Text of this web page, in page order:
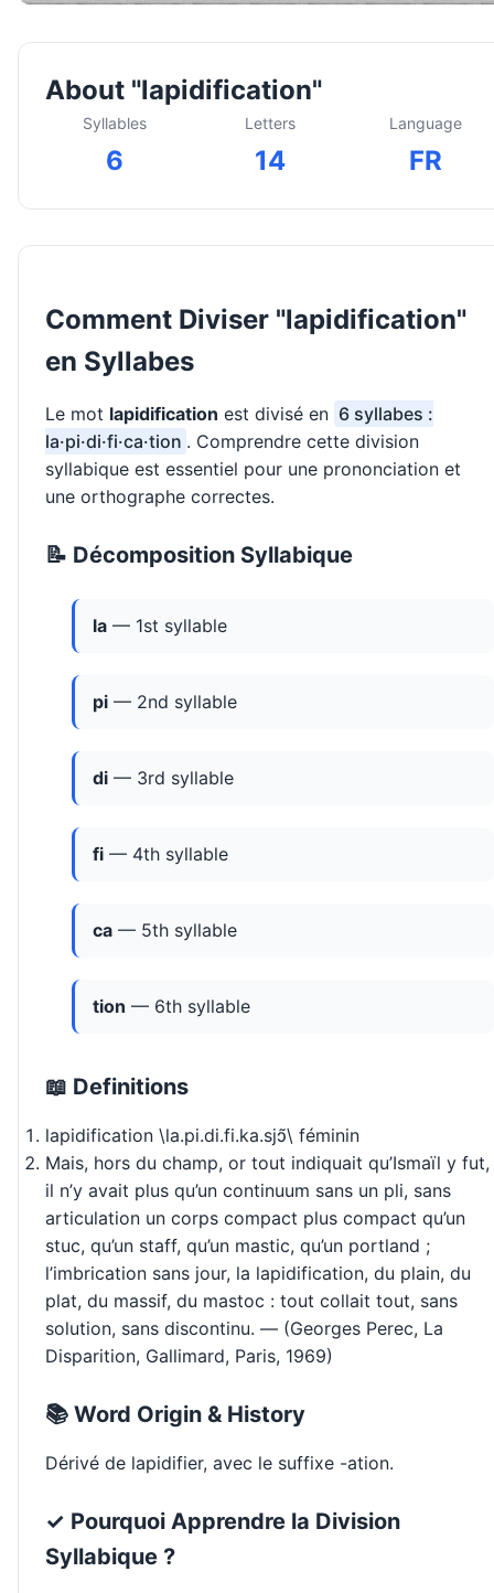
About "lapidification"
Syllables
6
Letters
14
Language
FR
Comment Diviser "lapidification"
en Syllabes
Le mot lapidification est divisé en 6 syllabes :
la·pi·di·fi·ca·tion . Comprendre cette division
syllabique est essentiel pour une prononciation et
une orthographe correctes.
📝 Décomposition Syllabique
la — 1st syllable
pi — 2nd syllable
di — 3rd syllable
fi — 4th syllable
ca — 5th syllable
tion — 6th syllable
📖 Definitions
lapidification \la.pi.di.fi.ka.sjɔ̃\ féminin
Mais, hors du champ, or tout indiquait qu’Ismaïl y fut,
il n’y avait plus qu’un continuum sans un pli, sans
articulation un corps compact plus compact qu’un
stuc, qu’un staff, qu’un mastic, qu’un portland ;
l’imbrication sans jour, la lapidification, du plain, du
plat, du massif, du mastoc : tout collait tout, sans
solution, sans discontinu. — (Georges Perec, La
Disparition, Gallimard, Paris, 1969)
📚 Word Origin & History
Dérivé de lapidifier, avec le suffixe -ation.
✓ Pourquoi Apprendre la Division
Syllabique ?